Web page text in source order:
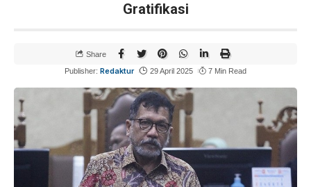
Gratifikasi
Publisher: Redaktur 29 April 2025 7 Min Read
Share